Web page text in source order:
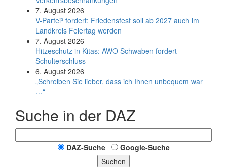
7. August 2026
V-Partei­³ fordert: Friedens­fest soll ab 2027 auch im
Land­kreis Feier­tag werden
7. August 2026
Hitzeschutz in Kitas: AWO Schwaben fordert
Schulterschluss
6. August 2026
„Schreiben Sie lieber, dass ich Ihnen unbequem war
…“
Suche in der DAZ
DAZ-Suche
Google-Suche
Suchen